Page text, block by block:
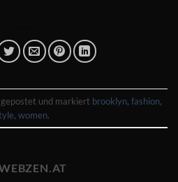
gepostet und markiert brooklyn, fashion,
, women.